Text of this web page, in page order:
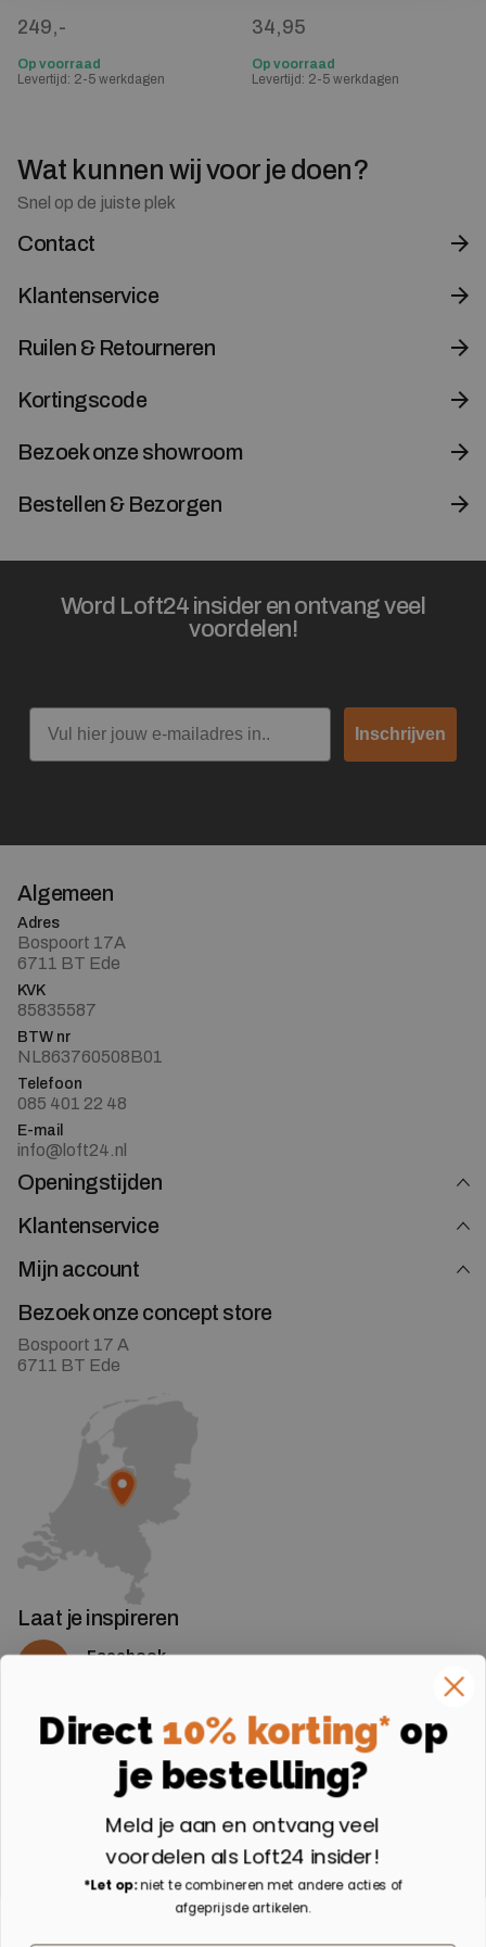
249,-
Op voorraad
Levertijd: 2-5 werkdagen
34,95
Op voorraad
Levertijd: 2-5 werkdagen
Wat kunnen wij voor je doen?
Snel op de juiste plek
Contact
Klantenservice
Ruilen & Retourneren
Kortingscode
Bezoek onze showroom
Bestellen & Bezorgen
Word Loft24 insider en ontvang veel
voordelen!
Email
Inschrijven
Algemeen
Adres
Bospoort 17A
6711 BT Ede
KVK
85835587
BTW nr
NL863760508B01
Telefoon
085 401 22 48
E-mail
info@loft24.nl
Openingstijden
Klantenservice
Mijn account
Bezoek onze concept store
Bospoort 17 A
6711 BT Ede
Laat je inspireren
Facebook
Instagram
Volg ons op Instagram
Aangesloten bij
Direct 10% korting* op
je bestelling?
Meld je aan en ontvang veel
voordelen als Loft24 insider!
*Let op:niet te combineren met andere acties of
afgeprijsde artikelen.